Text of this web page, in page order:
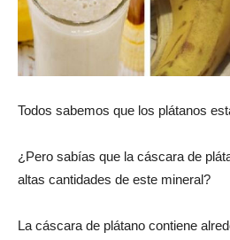
Todos sabemos que los plátanos
¿Pero sabías que la cáscara de
altas cantidades de este mineral?
La cáscara de plátano contiene